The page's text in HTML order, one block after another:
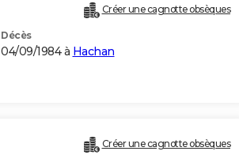
Créer une cagnotte obsèques
Décès
04/09/1984 à Hachan
Créer une cagnotte obsèques